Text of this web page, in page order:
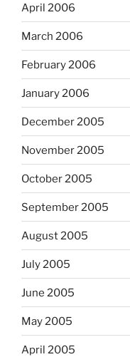
April 2006
March 2006
February 2006
January 2006
December 2005
November 2005
October 2005
September 2005
August 2005
July 2005
June 2005
May 2005
April 2005